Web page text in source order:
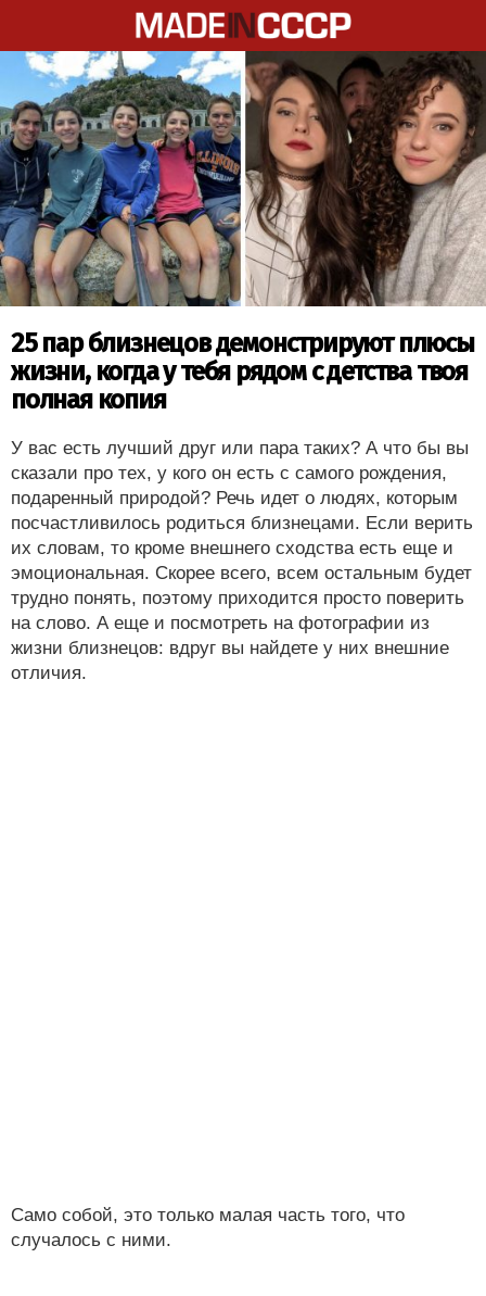
25 пар близнецов демонстрируют плюсы
жизни, когда у тебя рядом с детства твоя
полная копия
У вас есть лучший друг или пара таких? А что бы вы
сказали про тех, у кого он есть с самого рождения,
подаренный природой? Речь идет о людях, которым
посчастливилось родиться близнецами. Если верить
их словам, то кроме внешнего сходства есть еще и
эмоциональная. Скорее всего, всем остальным будет
трудно понять, поэтому приходится просто поверить
на слово. А еще и посмотреть на фотографии из
жизни близнецов: вдруг вы найдете у них внешние
отличия.
Само собой, это только малая часть того, что
случалось с ними.